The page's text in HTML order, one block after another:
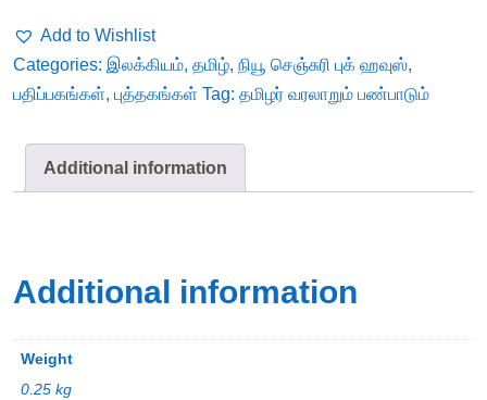
Add to Wishlist
Categories: இலக்கியம், தமிழ், நியூ செஞ்சுரி புக் ஹவுஸ்,
பதிப்பகங்கள், புத்தகங்கள் Tag: தமிழர் வரலாறும் பண்பாடும்
Additional information
Additional information
Weight
0.25 kg